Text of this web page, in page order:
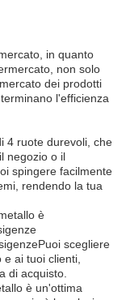
in quanto
non solo
dei prodotti
l'efficienza
4 ruote durevoli, che
negozio o il
spingere facilmente
rendendo la tua
è
scegliere
ai tuoi clienti,
di acquisto.
è un'ottima